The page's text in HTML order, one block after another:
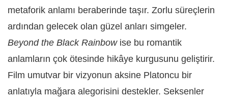
metaforik anlamı beraberinde taşır. Zorlu süreçlerin
ardından gelecek olan güzel anları simgeler.
Beyond the Black Rainbowise bu romantik
anlamların çok ötesinde hikâye kurgusunu geliştirir.
Film umutvar bir vizyonun aksine Platoncu bir
anlatıyla mağara alegorisini destekler. Seksenler